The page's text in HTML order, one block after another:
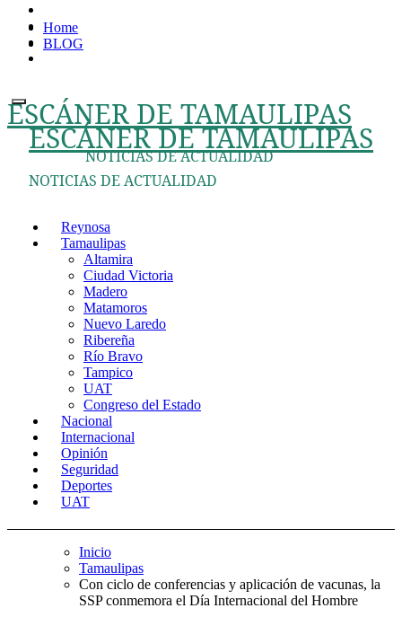
contenido
Home
BLOG
ESCÁNER DE TAMAULIPAS
NOTICIAS DE ACTUALIDAD
ESCÁNER DE TAMAULIPAS
NOTICIAS DE ACTUALIDAD
Reynosa
Tamaulipas
Altamira
Ciudad Victoria
Madero
Matamoros
Nuevo Laredo
Ribereña
Río Bravo
Tampico
UAT
Congreso del Estado
Nacional
Internacional
Opinión
Seguridad
Deportes
UAT
Inicio
Tamaulipas
Con ciclo de conferencias y aplicación de vacunas, la
SSP conmemora el Día Internacional del Hombre